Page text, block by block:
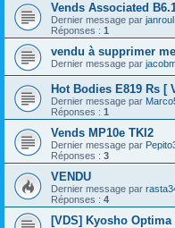
Vends Associated
Dernier message par janroul
Réponses : 1
vendu à supprimer
Dernier message par
Hot Bodies E819 Rs [
Dernier message par
Réponses : 1
Vends MP10e TKI2
Dernier message par
Réponses : 3
VENDU
Dernier message par
Réponses : 4
[VDS] Kyosho